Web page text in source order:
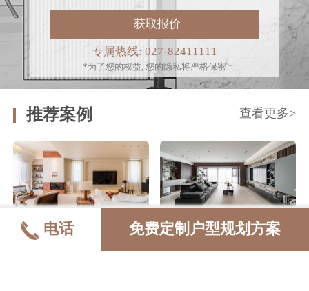
专属热线: 027-82411111
*为了您的权益, 您的隐私将严格保密
推荐案例 查看更多>
保利十二橡树 华侨城欢乐天际
电话 免费定制户型规划方案